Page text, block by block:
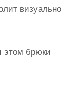
визуально
этом брюки